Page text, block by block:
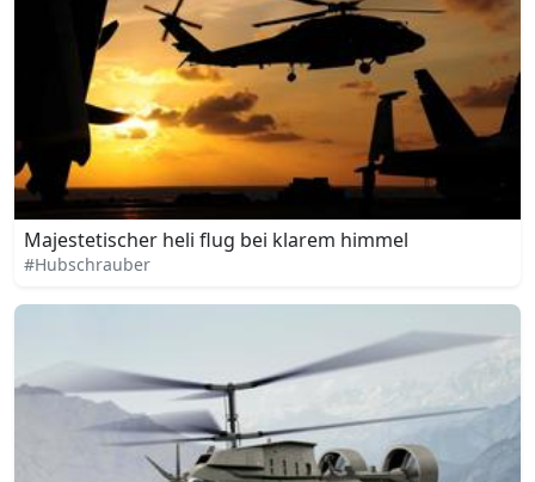
Majestetischer heli flug bei klarem himmel
#Hubschrauber